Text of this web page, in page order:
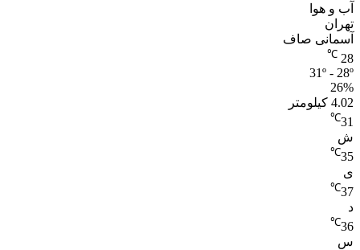
آب و هوا
تهران
آسمانی صاف
28
℃
31º - 28º
26%
4.02 کیلومتر
31
℃
ش
35
℃
ی
37
℃
د
36
℃
س